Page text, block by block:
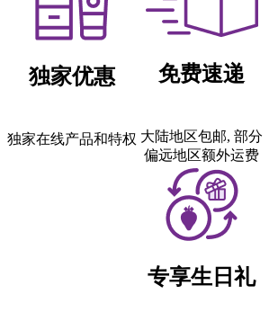
独家优惠
独家在线产品和特权
免费速递
大陆地区包邮, 部分
偏远地区额外运费
专享生日礼